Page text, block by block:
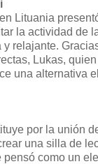
Lituania
la actividad de
relajante.
Lukas,
una alternativa
por la unión
una silla de
como un